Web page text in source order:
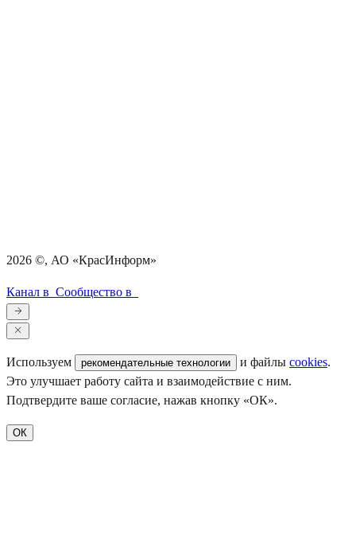
2026 ©, АО «КрасИнформ»
Канал в Сообщество в
Используем рекомендательные технологии и файлы cookies.
Это улучшает работу сайта и взаимодействие с ним.
Подтвердите ваше согласие, нажав кнопку «ОК».
ОК